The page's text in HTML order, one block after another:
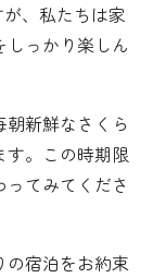
、私たちは家
っかり楽しん
新鮮なさくら
す。この時期限
てみてくださ
の宿泊をお約束